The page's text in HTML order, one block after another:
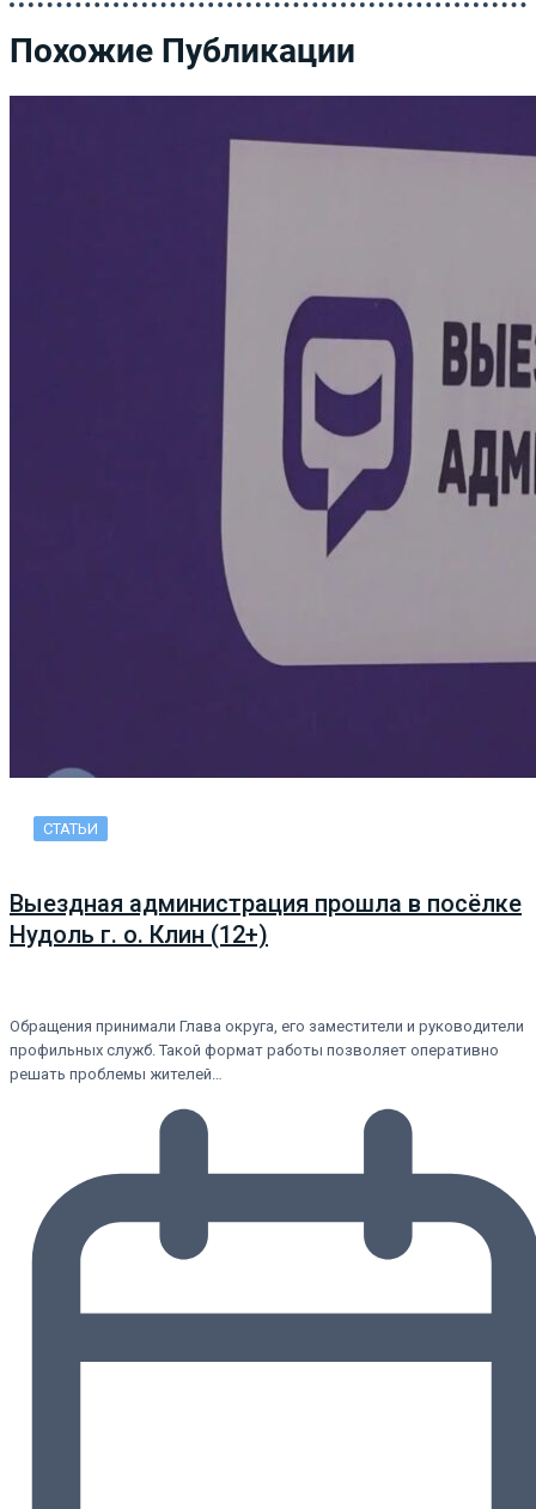
Похожие Публикации
СТАТЬИ
Выездная администрация прошла в посёлке
Нудоль г. о. Клин (12+)
Обращения принимали Глава округа, его заместители и руководители
профильных служб. Такой формат работы позволяет оперативно
решать проблемы жителей…